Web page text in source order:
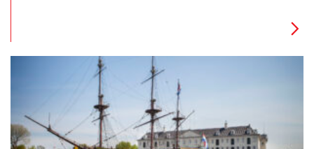
reiken veel verder dan het kleine Nederland.